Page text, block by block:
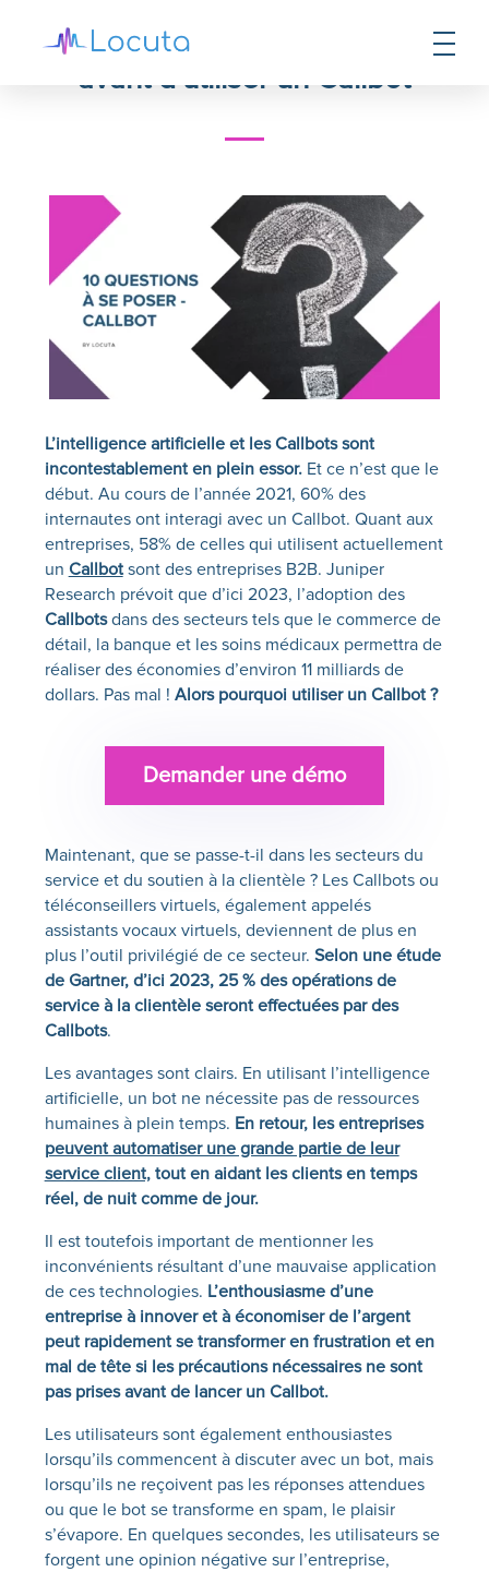
10 questions à se poser
avant d’utiliser un Callbot
L’intelligence artificielle et lesCallbotssont
incontestablement en plein essor.Et ce n’est que le
début. Au cours de l’année 2021, 60% des
internautes ont interagi avec un Callbot. Quant aux
entreprises, 58% de celles qui utilisent actuellement
un Callbotsont des entreprises B2B. Juniper
Research prévoit que d’ici 2023, l’adoption des
Callbotsdans des secteurs tels que le commerce de
détail, la banque et les soins médicaux permettra de
réaliser des économies d’environ 11 milliards de
dollars. Pas mal ! Alors pourquoi utiliser un Callbot ?
Demander une démo
Maintenant, que se passe-t-il dans les secteurs du
service et du soutien à la clientèle ? Les Callbots ou
téléconseillers virtuels, également appelés
assistants vocaux virtuels, deviennent de plus en
plus l’outil privilégié de ce secteur. Selon une étude
de Gartner, d’ici 2023, 25 % des opérations de
service à la clientèle seront effectuées par des
Callbots.
Les avantages sont clairs. En utilisant l’intelligence
artificielle, un bot ne nécessite pas de ressources
humaines à plein temps. En retour, les entreprises
peuvent automatiser une grande partie de leur
service client,tout en aidant les clients en temps
réel, de nuit comme de jour.
Il est toutefois important de mentionner les
inconvénients résultant d’une mauvaise application
de ces technologies. L’enthousiasme d’une
entreprise à innover et à économiser de l’argent
peut rapidement se transformer en frustration et en
mal de tête si les précautions nécessaires ne sont
pas prises avant de lancer un Callbot.
Les utilisateurs sont également enthousiastes
lorsqu’ils commencent à discuter avec un bot, mais
lorsqu’ils ne reçoivent pas les réponses attendues
ou que le bot se transforme en spam, le plaisir
s’évapore. En quelques secondes, les utilisateurs se
forgent une opinion négative sur l’entreprise,